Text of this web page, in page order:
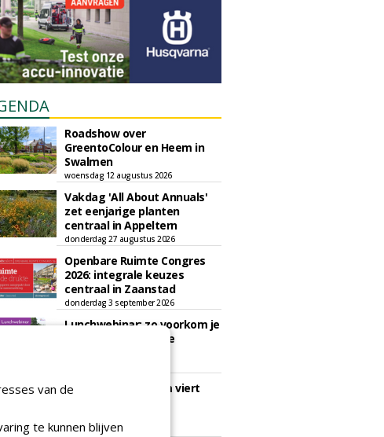
Roadshow over
GreentoColour en Heem in
Swalmen
woensdag 12 augustus 2026
Vakdag 'All About Annuals'
zet eenjarige planten
centraal in Appeltern
donderdag 27 augustus 2026
Openbare Ruimte Congres
2026: integrale keuzes
centraal in Zaanstad
donderdag 3 september 2026
Lunchwebinar: zo voorkom je
dat natuurinclusieve
Rooftop Symposium viert
vrijdag 18 september 2026
van de
te kunnen blijven